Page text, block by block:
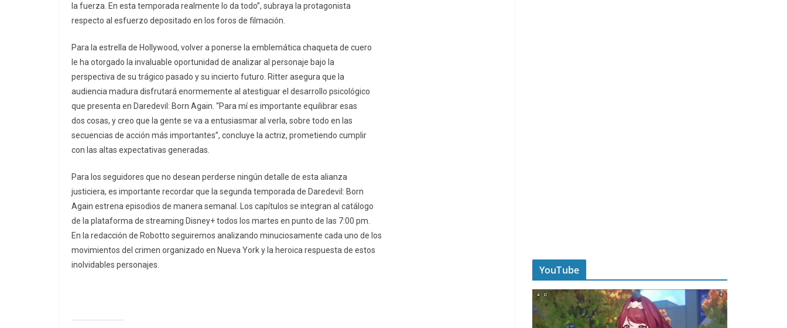
la fuerza. En esta temporada realmente lo da todo”, subraya la protagonista
respecto al esfuerzo depositado en los foros de filmación.
Para la estrella de Hollywood, volver a ponerse la emblemática chaqueta de cuero
le ha otorgado la invaluable oportunidad de analizar al personaje bajo la
perspectiva de su trágico pasado y su incierto futuro. Ritter asegura que la
audiencia madura disfrutará enormemente al atestiguar el desarrollo psicológico
que presenta en Daredevil: Born Again. “Para mí es importante equilibrar esas
dos cosas, y creo que la gente se va a entusiasmar al verla, sobre todo en las
secuencias de acción más importantes”, concluye la actriz, prometiendo cumplir
con las altas expectativas generadas.
Para los seguidores que no desean perderse ningún detalle de esta alianza
justiciera, es importante recordar que la segunda temporada de Daredevil: Born
Again estrena episodios de manera semanal. Los capítulos se integran al catálogo
de la plataforma de streaming Disney+ todos los martes en punto de las 7:00 pm.
En la redacción de Robotto seguiremos analizando minuciosamente cada uno de los
movimientos del crimen organizado en Nueva York y la heroica respuesta de estos
inolvidables personajes.
YouTube